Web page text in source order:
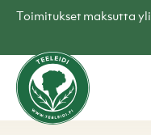
Skip
Toimitukset maksutta
Teen
verkkokauppa
–
Teeleidi
Browse: